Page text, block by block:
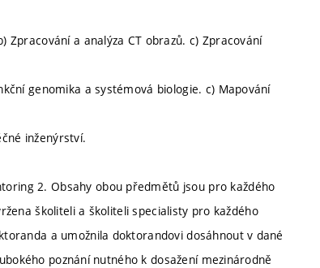
a analýza CT obrazů. c) Zpracování
genomika a systémová biologie. c) Mapování
inženýrství.
2. Obsahy obou předmětů jsou pro každého
školiteli a školiteli specialisty pro každého
a umožnila doktorandovi dosáhnout v dané
poznání nutného k dosažení mezinárodně